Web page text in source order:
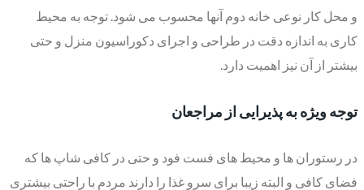
و محل کار نوعی خانه دوم آنها محسوب می شود. توجه به محیط
کاری به اندازه دقت در طراحی و اجرای دکوراسیون منزل و حتی
بیشتر از آن نیز اهمیت دارد.
توجه ویژه به پذیرایی از مراجعان
در رستوران ها و محیط های فست فود و حتی در کافی شاپ ها که
فضای کافی و البته زیبا برای سرو غذا را دارند مردم با راحتی بیشتری